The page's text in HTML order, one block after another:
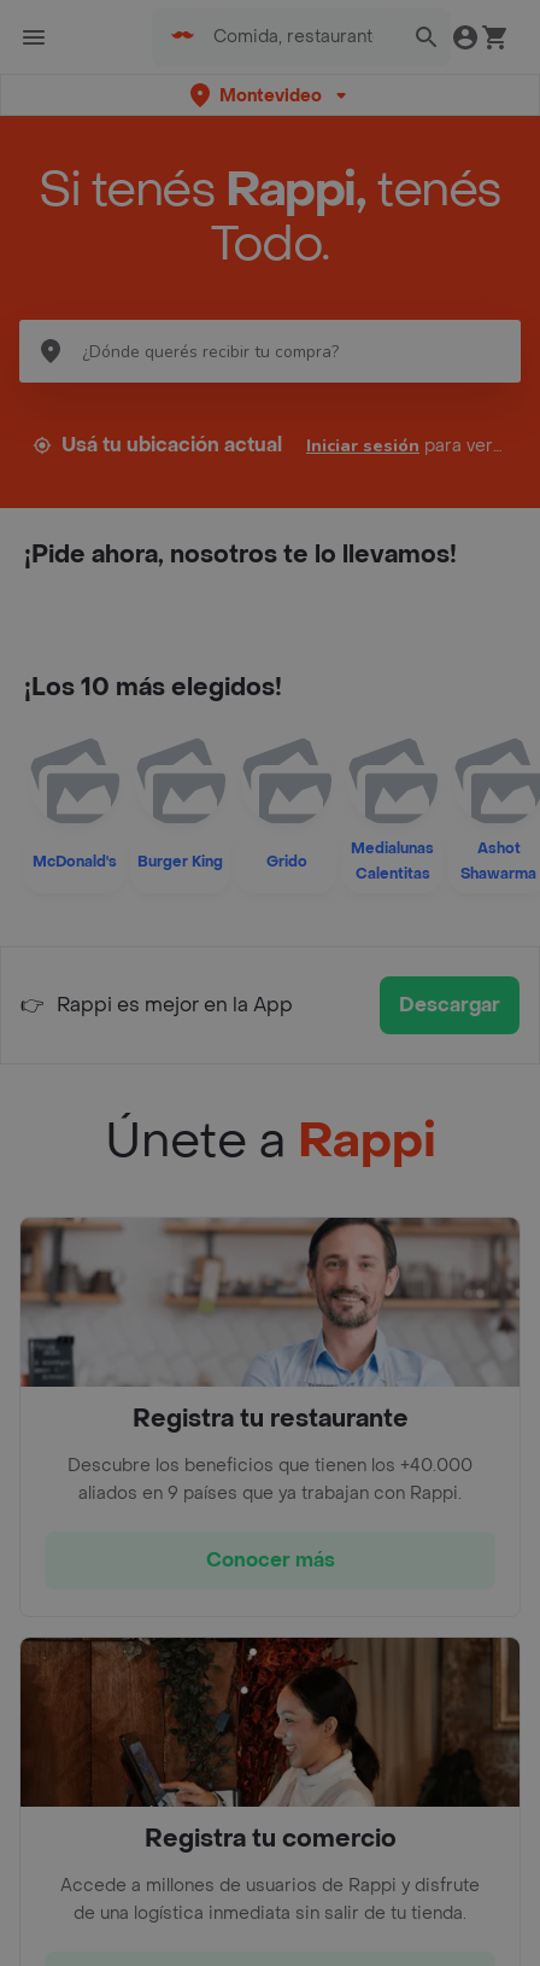
Montevideo
Si tenés Rappi,tenés
Todo.
Usá tu ubicación actual Iniciar sesión para ver tus direcciones
¡Pide ahora, nosotros te lo llevamos!
¡Los 10 más elegidos!
McDonald's Burger King Grido
Medialunas
Calentitas
Ashot
Shawarma
👉 Rappi es mejor en la App Descargar
Únete a Rappi
Registra tu restaurante
Descubre los beneficios que tienen los +40.000
aliados en 9 países que ya trabajan con Rappi.
Conocer más
Registra tu comercio
Accede a millones de usuarios de Rappi y disfrute
de una logística inmediata sin salir de tu tienda.